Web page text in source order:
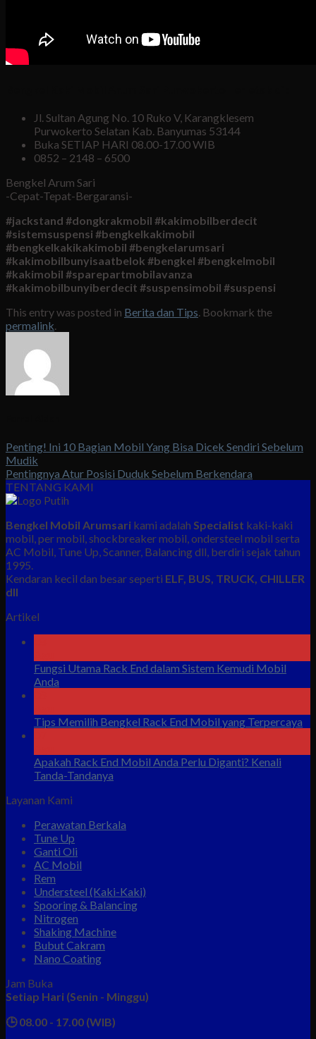
Jl. Sultan Agung No. 10 Ruko V, Karangklesem
Purwokerto Selatan Kab. Banyumas 53144
Buka SETIAP HARI 08.00-17.00 WIB
0852 – 2148 – 6500
Bengkel Arum Sari
-Cepat-Tepat-Bergaransi-
#jackstand #dongkrakmobil #kakimobilberdecit
#sistemsuspensi #bengkelkakimobil
#bengkelkakikakimobil #bengkelarumsari
#kakimobilbunyisaatbelok #bengkel #bengkelmobil
#kakimobil #sparepartmobilavanza
#kakimobilbunyiberdecit #suspensimobil #suspensi
This entry was posted in Berita dan Tips. Bookmark the
permalink.
Penting! Ini 10 Bagian Mobil Yang Bisa Dicek Sendiri Sebelum
Mudik
Pentingnya Atur Posisi Duduk Sebelum Berkendara
TENTANG KAMI
Bengkel Mobil Arumsari kami adalah Specialist kaki-kaki
mobil, per mobil, shockbreaker mobil, ondersteel mobil serta
AC Mobil, Tune Up, Scanner, Balancing dll, berdiri sejak tahun
1995.
Kendaran kecil dan besar seperti ELF, BUS, TRUCK, CHILLER
dll
Artikel
Fungsi Utama Rack End dalam Sistem Kemudi Mobil
Anda
Tips Memilih Bengkel Rack End Mobil yang Terpercaya
Apakah Rack End Mobil Anda Perlu Diganti? Kenali
Tanda-Tandanya
Layanan Kami
Perawatan Berkala
Tune Up
Ganti Oli
AC Mobil
Rem
Understeel (Kaki-Kaki)
Spooring & Balancing
Nitrogen
Shaking Machine
Bubut Cakram
Nano Coating
Jam Buka
Setiap Hari (Senin - Minggu)
🕒 08.00 - 17.00 (WIB)